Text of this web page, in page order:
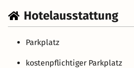
Hotelausstattung
Parkplatz
kostenpflichtiger Parkplatz